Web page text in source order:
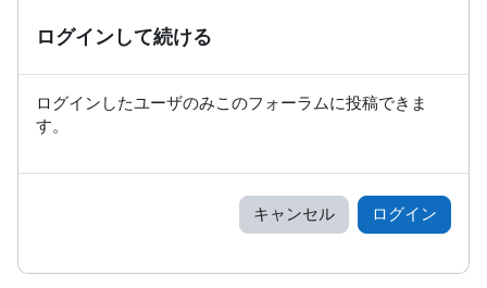
ログインして続ける
ログインしたユーザのみこのフォーラムに投稿できま
す。
キャンセル ログイン